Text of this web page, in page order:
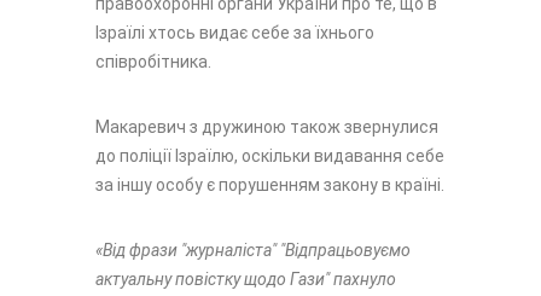
Ізраїлі хтось видає себе за їхнього
співробітника.
Макаревич з дружиною також звернулися
до поліції Ізраїлю, оскільки видавання себе
за іншу особу є порушенням закону в країні.
«Від фрази "журналіста" "Відпрацьовуємо
актуальну повістку щодо Гази" пахнуло